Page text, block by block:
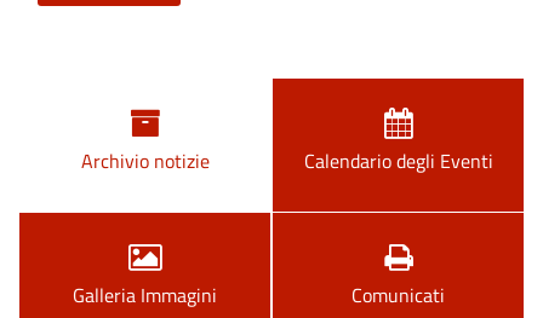
Archivio notizie Calendario degli Eventi
Galleria Immagini Comunicati